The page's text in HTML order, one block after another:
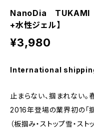
NanoDia TUKAMI （
+水性ジェル】
¥3,980
International
止まらない、掴まれない。
2016年登場の業界初の「
（板掴み・ストップ雪・ス